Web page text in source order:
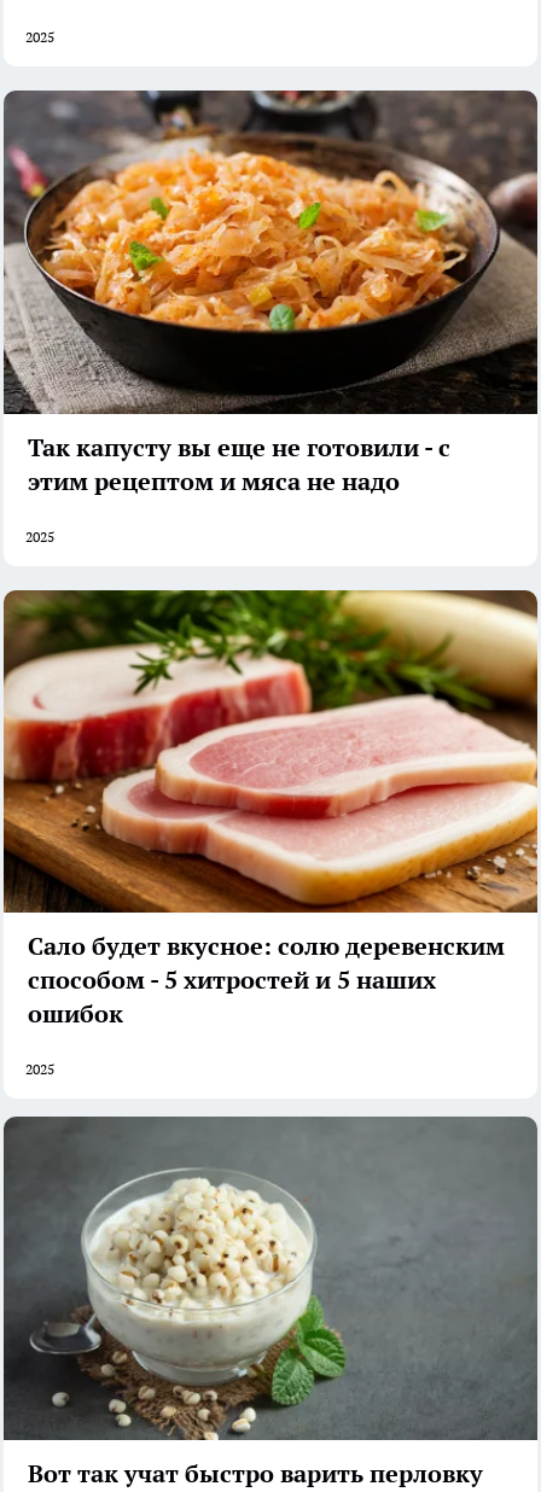
2025
Так капусту вы еще не готовили - с
этим рецептом и мяса не надо
2025
Сало будет вкусное: солю деревенским
способом - 5 хитростей и 5 наших
ошибок
2025
Вот так учат быстро варить перловку